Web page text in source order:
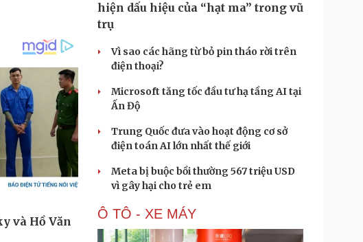
hiện dấu hiệu của “hạt ma” trong vũ
trụ
Vì sao các hãng từ bỏ pin tháo rời trên
điện thoại?
Microsoft tăng tốc đầu tư hạ tầng AI tại
Ấn Độ
Trung Quốc đưa vào hoạt động cơ sở
điện toán AI lớn nhất thế giới
Meta bị buộc bồi thường 567 triệu USD
vì gây hại cho trẻ em
Ô TÔ - XE MÁY